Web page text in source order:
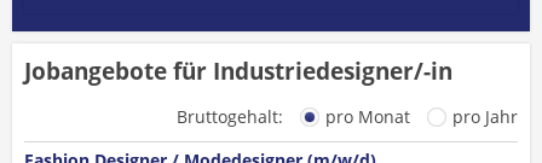
Jobangebote für Industriedesigner/-in
Bruttogehalt: pro Monat
pro Jahr